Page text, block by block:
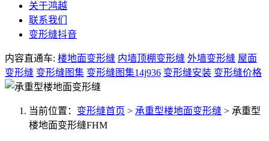
关于鸿越
联系我们
变形缝抖音
内容直通车: 楼地面变形缝 内墙顶棚变形缝 外墙变形缝 屋面
变形缝 变形缝图集 变形缝图集14j936 变形缝安装 变形缝价格
当前位置： 变形缝首页 > 承重型楼地面变形缝 > 承重型
楼地面变形缝FHM